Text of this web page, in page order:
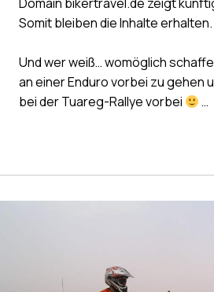
Somit bleiben die Inhalte erhalten.
Und wer weiß… womöglich
an einer Enduro vorbei zu gehen
bei der Tuareg-Rallye vorbei
…